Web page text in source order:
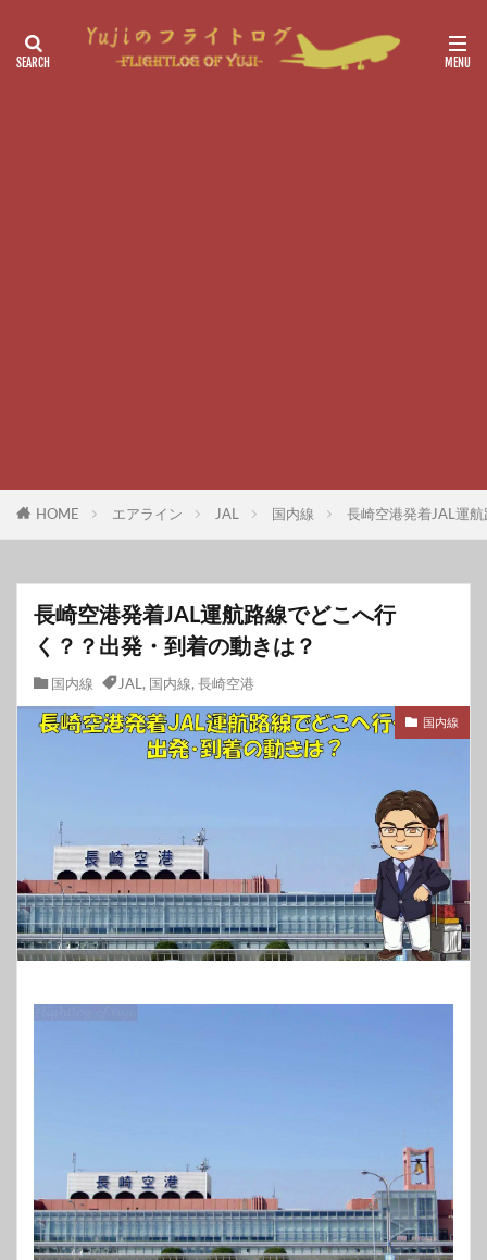
HOME エアライン JAL 国内線 長崎空港発着JAL運
長崎空港発着JAL運航路線でどこへ行
く？？出発・到着の動きは？
国内線 JAL, 国内線, 長崎空港
国内線